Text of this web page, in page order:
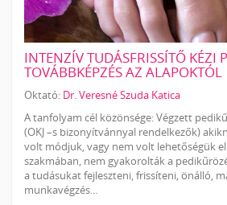
INTENZÍV TUDÁSFRISSÍTŐ KÉZI
TOVÁBBKÉPZÉS AZ ALAPOKTÓL
Oktató: Dr. Veresné Szuda Katica
A tanfolyam cél közönsége: Végzett
(OKJ –s bizonyítvánnyal rendelkezők)
volt módjuk, vagy nem volt lehetőségük
szakmában, nem gyakorolták a
a tudásukat fejleszteni, frissíteni, önálló,
munkavégzés...